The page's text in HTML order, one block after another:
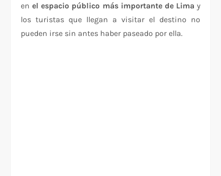
enel espacio público más importante de Lima y
los turistas que llegan a visitar el destino no
pueden irse sin antes haber paseado por ella.